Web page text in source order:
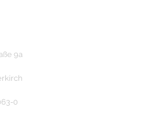
9a
0